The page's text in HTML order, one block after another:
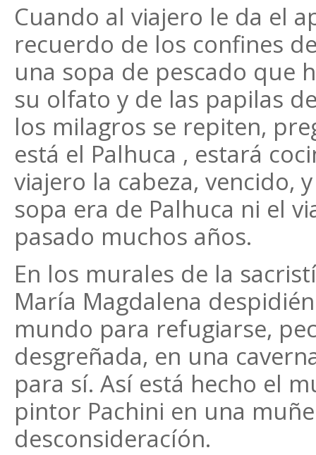
Cuando al viajero le da el
recuerdo de los confines
una sopa de pescado que
su olfato y de las papilas
los milagros se repiten,
está el Palhuca , estará
viajero la cabeza, vencido,
sopa era de Palhuca ni el
pasado muchos años.
En los murales de la
María Magdalena
mundo para refugiarse,
desgreñada, en una
para sí. Así está hecho el
pintor Pachini en una
desconsideracíón.